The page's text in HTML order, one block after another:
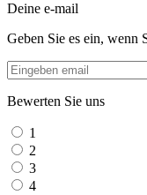
Deine e-mail
Geben Sie es ein, wenn
Bewerten Sie uns
1
2
3
4